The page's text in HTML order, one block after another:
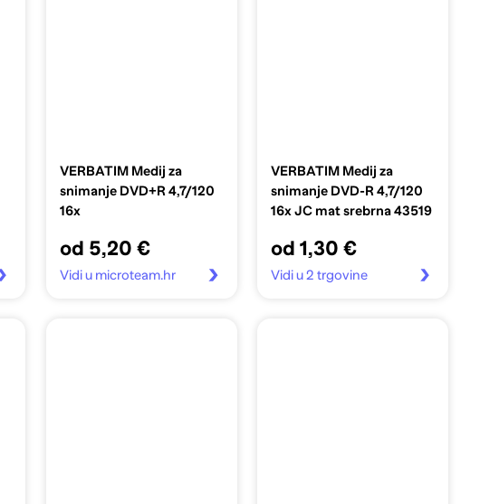
VERBATIM Medij za
snimanje DVD+R 4,7/120
16x
od 5,20 €
Vidi u microteam.hr
VERBATIM Medij za
snimanje DVD-R 4,7/120
16x JC mat srebrna 43519
od 1,30 €
Vidi u 2 trgovine